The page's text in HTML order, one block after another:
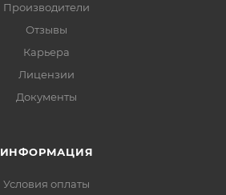
Производители
Отзывы
Карьера
Лицензии
Документы
ИНФОРМАЦИЯ
Условия оплаты